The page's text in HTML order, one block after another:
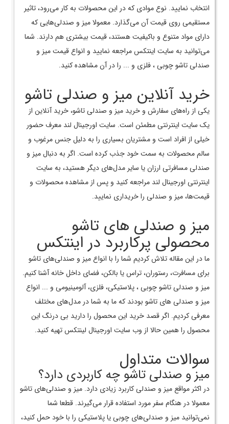
انتخاب نمایید. نوع موادی که در این محصولات به کار می‌رود، تاثیر
مستقیمی روی قیمت آن می‌گذارد. معمولا میز و صندلی‌هایی که
دارای مواد متنوع و باکیفیت هستند، قیمت بیشتری هم دارند. شما
می‌توانید به سایت اینتکس مراجعه نمایید و انواع قیمت میز و
صندلی تاشو چوبی ، فلزی و ... را در آن مشاهده کنید.
خرید آنلاین میز و صندلی تاشو
یکی از راه‌های سفارش و خرید میز و صندلی تاشو، خرید آنلاین از
یک سایت اینترنتی مطمئن است. سایت اورجینال لند معرف حضور
خیلی از افراد است و مشتریان بسیاری را به دلیل جنس مرغوب و
سالم محصولات به سمت خود جذب کرده است. اگر به دنبال میز و
صندلی مسافرتی ارزان یا سایر مدل‌های دیگر هستید، به سایت
اینترنتی اورجینال لند مراجعه کنید و پس از مشاهده محصولات و
قیمت‌ها، میز و صندلی را خریداری نمایید.
میز و صندلی های تاشو
محصولی پرکاربرد در اینتکس
ما در این مقاله تلاش کردیم شما را با انواع میز و صندلی‌های تاشو
برای مسافرت، رستوران، تراس یا بالکن، فضای داخل خانه آشنا کنیم.
میز و صندلی تاشو چوبی ، پلاستیکی، فلزی، آلومینیومی و ... انواع
میز و صندلی های تاشو بودند که ما به شما در مدل‌های مختلف
معرفی کردیم. اگر قصد خرید این محصول را دارید بی درنگ این
محصول را همین حالا از وب سایت اورجینال لینتکس تهیه کنید.
سوالات متداول
میز و صندلی تاشو چه کاربردی دارد؟
در اکثر مواقع میز و صندلی کاربرد زیادی دارد. میز و صندلی‌های تاشو
معمولا در هنگام سفر مورد استفاده قرار می‌گیرند. قطعا شما
نمی‌توانید میز و صندلی‌های چوبی یا پلاستیکی را با خود حمل کنید،